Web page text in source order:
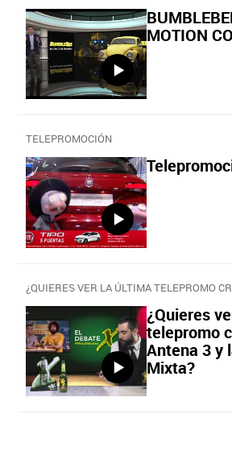
MOTION
TELEPROMOCIÓN
¿Quieres
telepromo
Antena 3 y
Mixta?